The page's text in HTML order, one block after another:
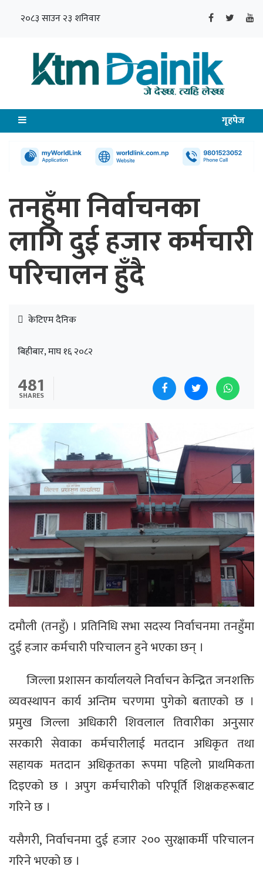
२०८३ साउन २३ शनिवार
गृहपेज
तनहुँमा निर्वाचनका
लागि दुई हजार कर्मचारी
परिचालन हुँदै
केटिएम दैनिक
बिहीबार, माघ १६ २०८२
481
SHARES
दमौली (तनहुँ) । प्रतिनिधि सभा सदस्य निर्वाचनमा तनहुँमा
दुई हजार कर्मचारी परिचालन हुने भएका छन् ।
जिल्ला प्रशासन कार्यालयले निर्वाचन केन्द्रित जनशक्ति
व्यवस्थापन कार्य अन्तिम चरणमा पुगेको बताएको छ ।
प्रमुख जिल्ला अधिकारी शिवलाल तिवारीका अनुसार
सरकारी सेवाका कर्मचारीलाई मतदान अधिकृत तथा
सहायक मतदान अधिकृतका रूपमा पहिलो प्राथमिकता
दिइएको छ । अपुग कर्मचारीको परिपूर्ति शिक्षकहरूबाट
गरिने छ ।
यसैगरी, निर्वाचनमा दुई हजार २०० सुरक्षाकर्मी परिचालन
गरिने भएको छ ।